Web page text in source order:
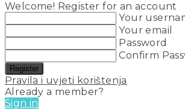
Welcome! Register for an account
Your
Your email
Password
Confirm
Register
Pravila i uvjeti korištenja
Already a member?
Sign in